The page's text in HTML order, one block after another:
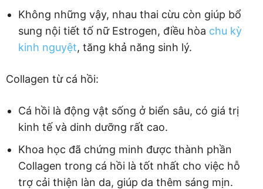
Không những vậy, nhau thai cừu còn giúp bổ
sung nội tiết tố nữ Estrogen, điều hòa chu kỳ
kinh nguyệt, tăng khả năng sinh lý.
Collagen từ cá hồi:
Cá hồi là động vật sống ở biển sâu, có giá trị
kinh tế và dinh dưỡng rất cao.
Khoa học đã chứng minh được thành phần
Collagen trong cá hồi là tốt nhất cho việc hỗ
trợ cải thiện làn da, giúp da thêm sáng mịn.